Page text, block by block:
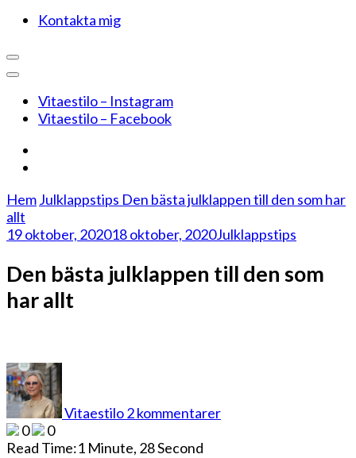
Kontakta mig
Vitaestilo – Instagram
Vitaestilo – Facebook
HemJulklappstips Den bästa julklappen till den som har
allt
19 oktober, 202018 oktober, 2020Julklappstips
Den bästa julklappen till den som
har allt
Vitaestilo2 kommentarer
julklappen
0
0
Read Time:1 Minute, 28 Second